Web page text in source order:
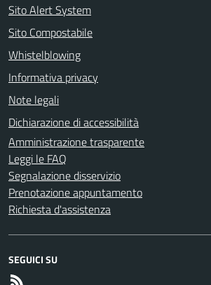
Sito Alert System
Sito Compostabile
Whistelblowing
Informativa privacy
Note legali
Dichiarazione di accessibilità
Amministrazione trasparente
Leggi le FAQ
Segnalazione disservizio
Prenotazione appuntamento
Richiesta d'assistenza
SEGUICI SU